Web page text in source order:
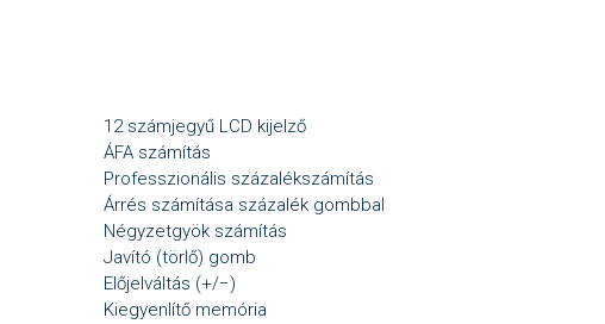
12 számjegyű LCD kijelző
ÁFA számítás
Professzionális százalékszámítás
Árrés számítása százalék gombbal
Négyzetgyök számítás
Javító (törlő) gomb
Előjelváltás (+/−)
Kiegyenlítő memória